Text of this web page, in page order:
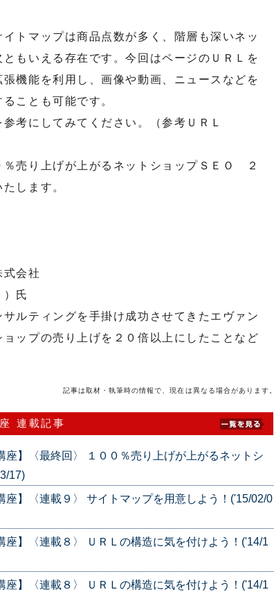
トマップは商品点数が多く、階層も深いネッ
もいえる存在です。今回はページのＵＲＬを
機能を利用し、画像や動画、ニュースなどを
ことも可能です。
考にしてみてください。（参考ＵＲＬ
売り上げが上がるネットショップＳＥＯ ２
します。
式会社
氏
ルティングを手掛け成功させてきたエヴァン
ップの売り上げを２０倍以上にしたことなど
記事は取材・執筆時の情報で、現在は異なる場合があります。
連載記事
座】〈最終回〉 １００％売り上げが上がるネットシ
17)
座】〈連載９〉 サイトマップを用意しよう！('15/02/0
座】〈連載８〉 ＵＲＬの構造に気を付けよう！('14/1
座】〈連載８〉 ＵＲＬの構造に気を付けよう！('14/1